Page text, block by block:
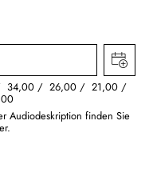
34,00 26,00 21,00
Audiodeskription finden Sie